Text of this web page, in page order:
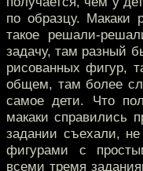
по образцу. Макаки
такое решали-
задачу, там разный
рисованных фигур,
общем, там более
самое дети. Что
макаки справились
задании съехали,
фигурами с
всеми тремя